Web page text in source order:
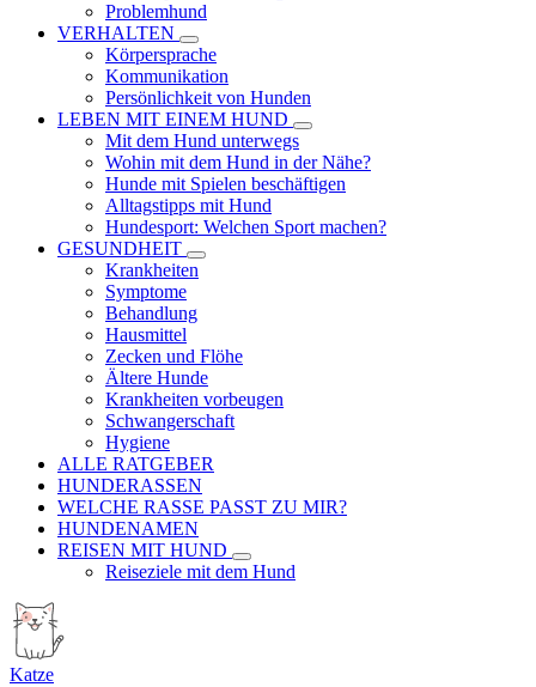
Problemhund
VERHALTEN
Körpersprache
Kommunikation
Persönlichkeit von Hunden
LEBEN MIT EINEM HUND
Mit dem Hund unterwegs
Wohin mit dem Hund in der Nähe?
Hunde mit Spielen beschäftigen
Alltagstipps mit Hund
Hundesport: Welchen Sport machen?
GESUNDHEIT
Krankheiten
Symptome
Behandlung
Hausmittel
Zecken und Flöhe
Ältere Hunde
Krankheiten vorbeugen
Schwangerschaft
Hygiene
ALLE RATGEBER
HUNDERASSEN
WELCHE RASSE PASST ZU MIR?
HUNDENAMEN
REISEN MIT HUND
Reiseziele mit dem Hund
Katze